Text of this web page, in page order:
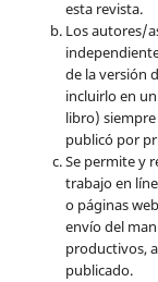
esta revista.
Los autores/
de la versión
incluirlo en
libro)
publicó por
Se permite y
trabajo en
o páginas
envío del
productivos,
publicado.